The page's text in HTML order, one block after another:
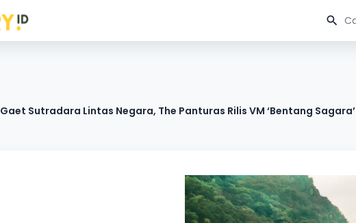
Gaet Sutradara Lintas Negara, The Panturas Rilis VM ‘Bentang Sagara’